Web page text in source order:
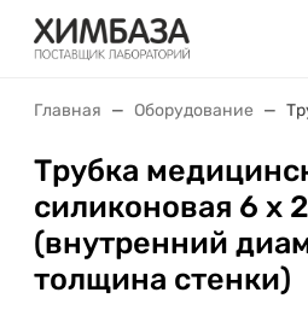
Главная Оборудование
Трубка
силиконовая 6 х
(внутренний
толщина стенки)